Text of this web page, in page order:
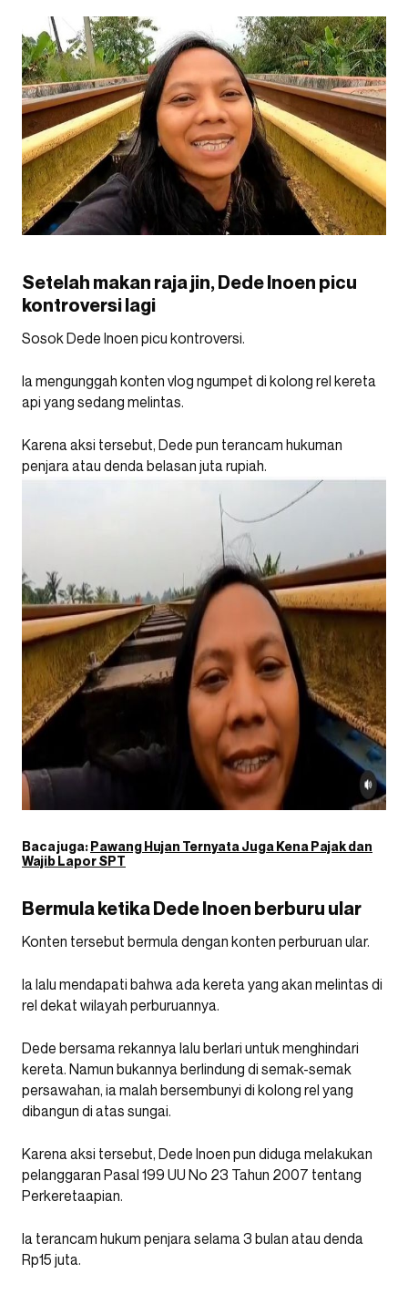
Setelah makan raja jin, Dede Inoen picu
kontroversi lagi
Sosok Dede Inoen picu kontroversi.
Ia mengunggah konten vlog ngumpet di kolong rel kereta
api yang sedang melintas.
Karena aksi tersebut, Dede pun terancam hukuman
penjara atau denda belasan juta rupiah.
Baca juga:Pawang Hujan Ternyata Juga Kena Pajak dan
Wajib Lapor SPT
Bermula ketika Dede Inoen berburu ular
Konten tersebut bermula dengan konten perburuan ular.
Ia lalu mendapati bahwa ada kereta yang akan melintas di
rel dekat wilayah perburuannya.
Dede bersama rekannya lalu berlari untuk menghindari
kereta. Namun bukannya berlindung di semak-semak
persawahan, ia malah bersembunyi di kolong rel yang
dibangun di atas sungai.
Karena aksi tersebut, Dede Inoen pun diduga melakukan
pelanggaran Pasal 199 UU No 23 Tahun 2007 tentang
Perkeretaapian.
Ia terancam hukum penjara selama 3 bulan atau denda
Rp15 juta.